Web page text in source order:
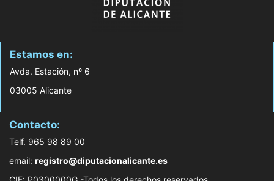
Estamos en:
Avda. Estación, nº 6
03005 Alicante
Contacto:
Telf. 965 98 89 00
email: registro@diputacionalicante.es